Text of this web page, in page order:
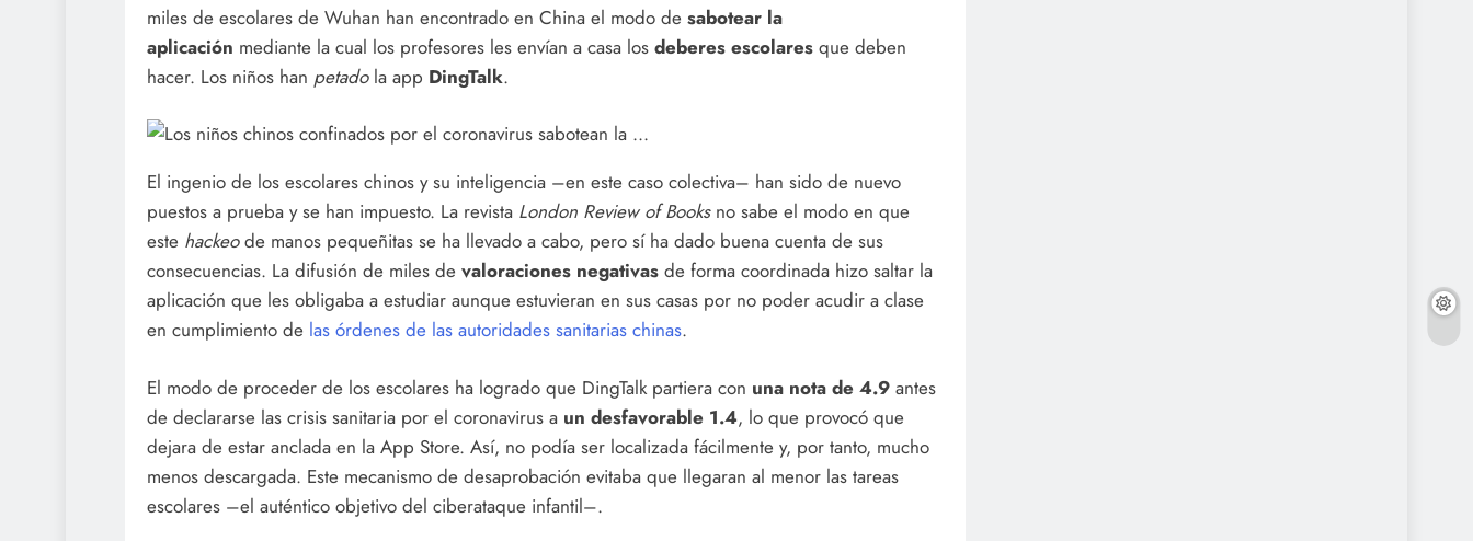
miles de escolares de Wuhan han encontrado en China el modo de sabotear la
aplicación mediante la cual los profesores les envían a casa los deberes escolares que deben
hacer. Los niños han petadola app DingTalk.
El ingenio de los escolares chinos y su inteligencia –en este caso colectiva– han sido de nuevo
puestos a prueba y se han impuesto. La revista London Review of Books no sabe el modo en que
este hackeode manos pequeñitas se ha llevado a cabo, pero sí ha dado buena cuenta de sus
consecuencias. La difusión de miles de valoraciones negativas de forma coordinada hizo saltar la
aplicación que les obligaba a estudiar aunque estuvieran en sus casas por no poder acudir a clase
en cumplimiento de las órdenes de las autoridades sanitarias chinas.
El modo de proceder de los escolares ha logrado que DingTalk partiera con una nota de 4.9 antes
de declararse las crisis sanitaria por el coronavirus a un desfavorable 1.4, lo que provocó que
dejara de estar anclada en la App Store. Así, no podía ser localizada fácilmente y, por tanto, mucho
menos descargada. Este mecanismo de desaprobación evitaba que llegaran al menor las tareas
escolares –el auténtico objetivo del ciberataque infantil–.